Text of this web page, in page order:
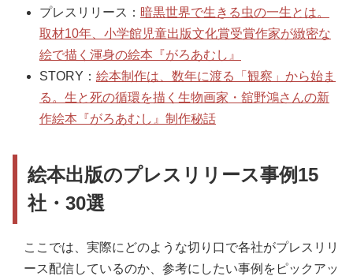
プレスリリース： 暗黒世界で生きる虫の一生とは。
取材10年、小学館児童出版文化賞受賞作家が緻密な
絵で描く渾身の絵本『がろあむし』
STORY： 絵本制作は、数年に渡る「観察」から始ま
る。生と死の循環を描く生物画家・舘野鴻さんの新
作絵本『がろあむし』制作秘話
絵本出版のプレスリリース事例15
社・30選
ここでは、実際にどのような切り口で各社がプレスリリ
ース配信しているのか、参考にしたい事例をピックアッ